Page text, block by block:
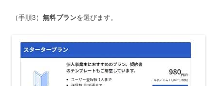
（手順3） 無料プランを選びます。